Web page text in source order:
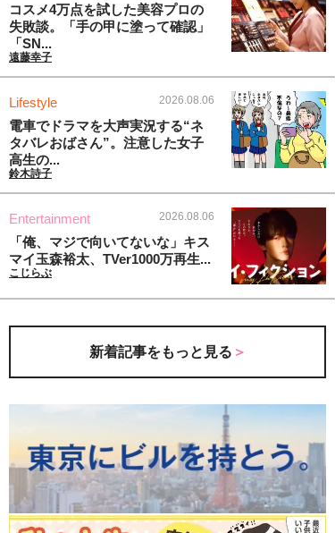
コスメ4万点を試した美容プロの
失敗談。「手の甲に塗って確認」
「SN...
遠藤幸子
Lifestyle 2026.08.06
電車でドラマを大声実況する“ネ
タバレおばさん”。注意した女子
高生の...
鈴木詩子
Entertainment 2026.08.06
「俺、マジで向いてないな」キス
マイ玉森裕太、TVer1000万再生...
こじらぶ
新着記事をもっと見る